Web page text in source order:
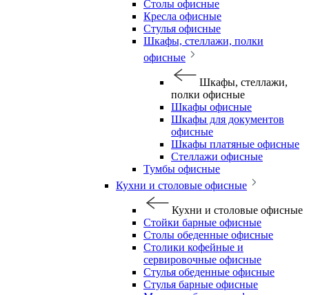
Столы офисные
Кресла офисные
Стулья офисные
Шкафы, стеллажи, полки
офисные
Шкафы, стеллажи,
полки офисные
Шкафы офисные
Шкафы для документов
офисные
Шкафы платяные офисные
Стеллажи офисные
Тумбы офисные
Кухни и столовые офисные
Кухни и столовые офисные
Стойки барные офисные
Столы обеденные офисные
Столики кофейные и
сервировочные офисные
Стулья обеденные офисные
Стулья барные офисные